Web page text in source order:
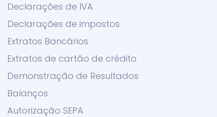
Declarações de IVA
Declarações de impostos
Extratos Bancários
Extratos de cartão de crédito
Demonstração de Resultados
Balanços
Autorização SEPA